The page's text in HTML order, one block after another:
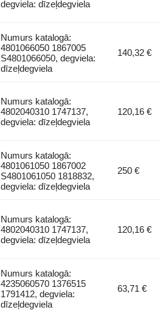
degviela: dīzeļdegviela
Numurs katalogā:
4801066050 1867005
S4801066050, degviela:
dīzeļdegviela
140,32 €
Numurs katalogā:
4802040310 1747137,
degviela: dīzeļdegviela
120,16 €
Numurs katalogā:
4801061050 1867002
S4801061050 1818832,
degviela: dīzeļdegviela
250 €
Numurs katalogā:
4802040310 1747137,
degviela: dīzeļdegviela
120,16 €
Numurs katalogā:
4235060570 1376515
1791412, degviela:
dīzeļdegviela
63,71 €